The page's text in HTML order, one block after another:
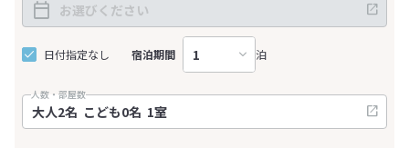
日付指定なし 宿泊期間 泊
人数・部屋数